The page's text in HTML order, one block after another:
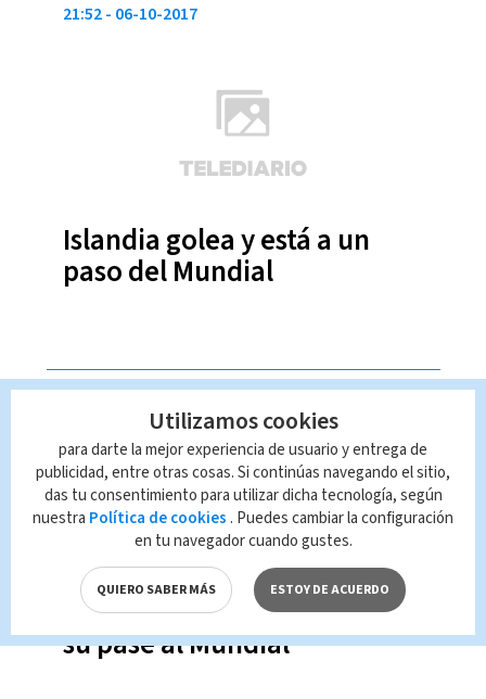
Islandia golea y está a un
paso del Mundial
21:52 06-10-2017
Polonia golea y casi asegura
su pase al Mundial
21:31 05-10-2017
Utilizamos cookies
para darte la mejor experiencia de usuario y entrega de
publicidad, entre otras cosas. Si continúas navegando el sitio,
das tu consentimiento para utilizar dicha tecnología, según
nuestra Política de cookies . Puedes cambiar la configuración
en tu navegador cuando gustes.
QUIERO SABER MÁS ESTOY DE ACUERDO